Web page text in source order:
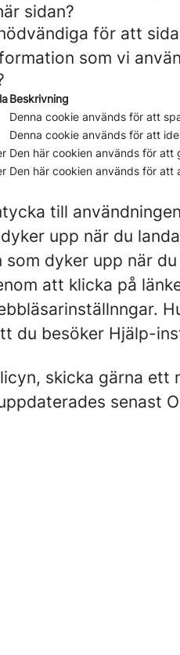
sidan?
för att
som vi
Beskrivning
Denna cookie används för att
Denna cookie används för att
Den här cookien används för
Den här cookien används för att
till
upp när du
dyker upp när
att klicka på
du besöker Hjälp-
skicka gärna ett
senast